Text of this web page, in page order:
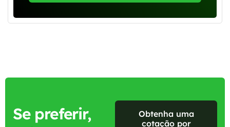
Se preferir,
Obtenha uma
cotação por